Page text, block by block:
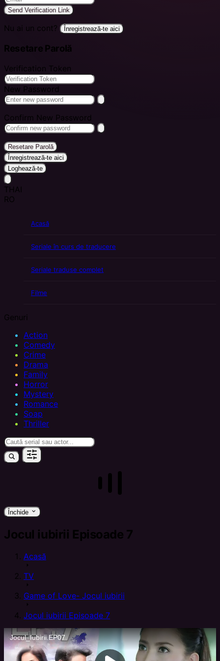
Send Verification Link
Nu ai un cont? Înregistrează-te aici
Resetare Parolă
Verification Token
New Password
Confirm New Password
Resetare Parolă
Înregistrează-te aici
Loghează-te
THAI
RO
Acasă
Seriale în curs de traducere
Seriale traduse complet
Filme
Genuri
Action
Comedy
Crime
Drama
Family
Horror
Mystery
Romance
Soap
Thriller
Închide keyboard_arrow_down
Jocul iubirii Episoade 7
Acasă
arrow_right
TV
arrow_right
Game of Love- Jocul iubirii
arrow_right
Jocul iubirii Episoade 7